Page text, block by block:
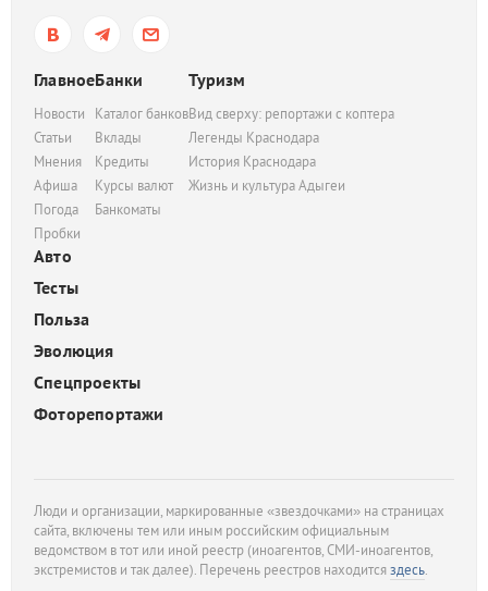
Главное
Новости
Статьи
Мнения
Афиша
Погода
Пробки
Банки
Каталог банков
Вклады
Кредиты
Курсы валют
Банкоматы
Туризм
Вид сверху: репортажи с коптера
Легенды Краснодара
История Краснодара
Жизнь и культура Адыгеи
Авто
Тесты
Польза
Эволюция
Спецпроекты
Фоторепортажи
Люди и организации, маркированные «звездочками» на страницах
сайта, включены тем или иным российским официальным
ведомством в тот или иной реестр (иноагентов, СМИ-иноагентов,
экстремистов и так далее). Перечень реестров находитсяздесь.